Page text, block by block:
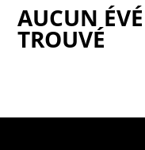
AUCUN
TROUVÉ